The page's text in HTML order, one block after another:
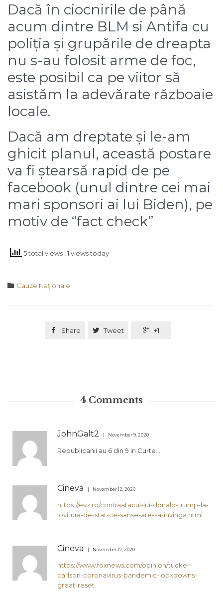
Dacă în ciocnirile de până
acum dintre BLM si Antifa cu
poliția și grupările de dreapta
nu s-au folosit arme de foc,
este posibil ca pe viitor să
asistăm la adevărate războaie
locale.
Dacă am dreptate și le-am
ghicit planul, această postare
va fi ștearsă rapid de pe
facebook (unul dintre cei mai
mari sponsori ai lui Biden), pe
motiv de “fact check”
5 total views , 1 views today
 Category
Cauze Naţionale
 Share  Tweet  +1
4 Comments
JohnGalt2 November 9, 2020
Republicanii au 6 din 9 in Curte…
Cineva November 12, 2020
https://evz.ro/contraatacul-lui-donald-trump-la-
lovitura-de-stat-ce-sanse-are-sa-invinga.html
Cineva November 17, 2020
https://www.foxnews.com/opinion/tucker-
carlson-coronavirus-pandemic-lockdowns-
great-reset